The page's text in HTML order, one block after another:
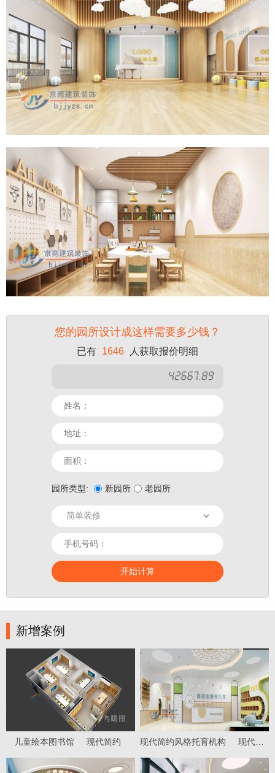
您的园所设计成这样需要多少钱？
已有 1688 人获取报价明细
园所类型: 新园所 老园所
新增案例
儿童绘本图书馆 现代简约 现代简约风格托育机构 现代简约